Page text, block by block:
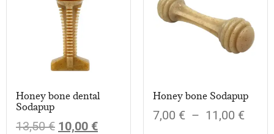
Honey bone dental
Sodapup
13,50€ 10,00 €
Honey bone Sodapup
7,00 € – 11,00 €